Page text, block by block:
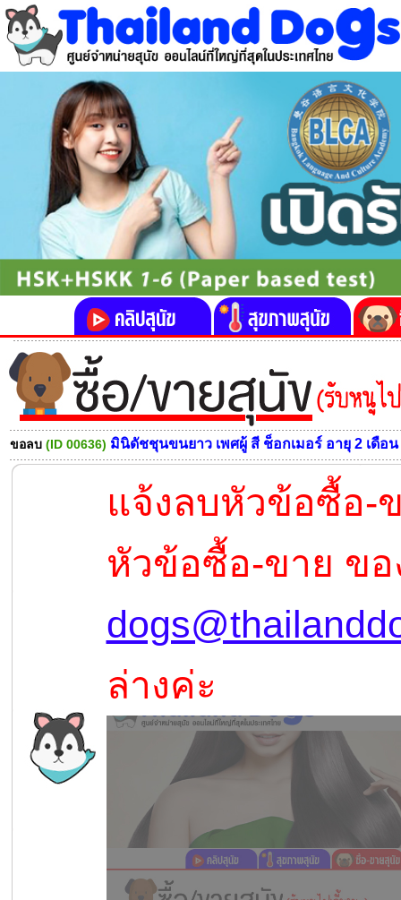
ขอลบ (ID 00636) มินิดัชชุนขนยาว เพศผู้ สี ช็อกเมอร์ อายุ 2 เดือน
แจ้งลบหัวข้อซื้อ-
หัวข้อซื้อ-ขาย ขอ
ล่างค่ะ